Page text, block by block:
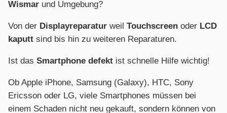
Wismar und Umgebung?
Von der Displayreparatur weil Touchscreen oder LCD
kaputt sind bis hin zu weiteren Reparaturen.
Ist das Smartphone defekt ist schnelle Hilfe wichtig!
Ob Apple iPhone, Samsung (Galaxy), HTC, Sony
Ericsson oder LG, viele Smartphones müssen bei
einem Schaden nicht neu gekauft, sondern können von